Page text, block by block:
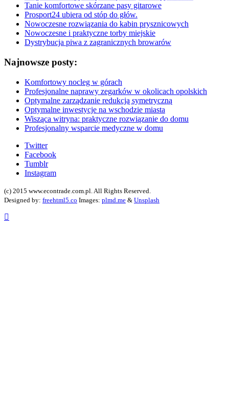
Tanie komfortowe skórzane pasy gitarowe
Prosport24 ubiera od stóp do głów.
Nowoczesne rozwiązania do kabin prysznicowych
Nowoczesne i praktyczne torby miejskie
Dystrybucja piwa z zagranicznych browarów
Najnowsze posty:
Komfortowy nocleg w górach
Profesjonalne naprawy zegarków w okolicach opolskich
Optymalne zarządzanie redukcją symetryczną
Optymalne inwestycje na wschodzie miasta
Wisząca witryna: praktyczne rozwiązanie do domu
Profesjonalny wsparcie medyczne w domu
Twitter
Facebook
Tumblr
Instagram
(c) 2015 www.econtrade.com.pl. All Rights Reserved.
Designed by: freehtml5.co Images: plmd.me & Unsplash